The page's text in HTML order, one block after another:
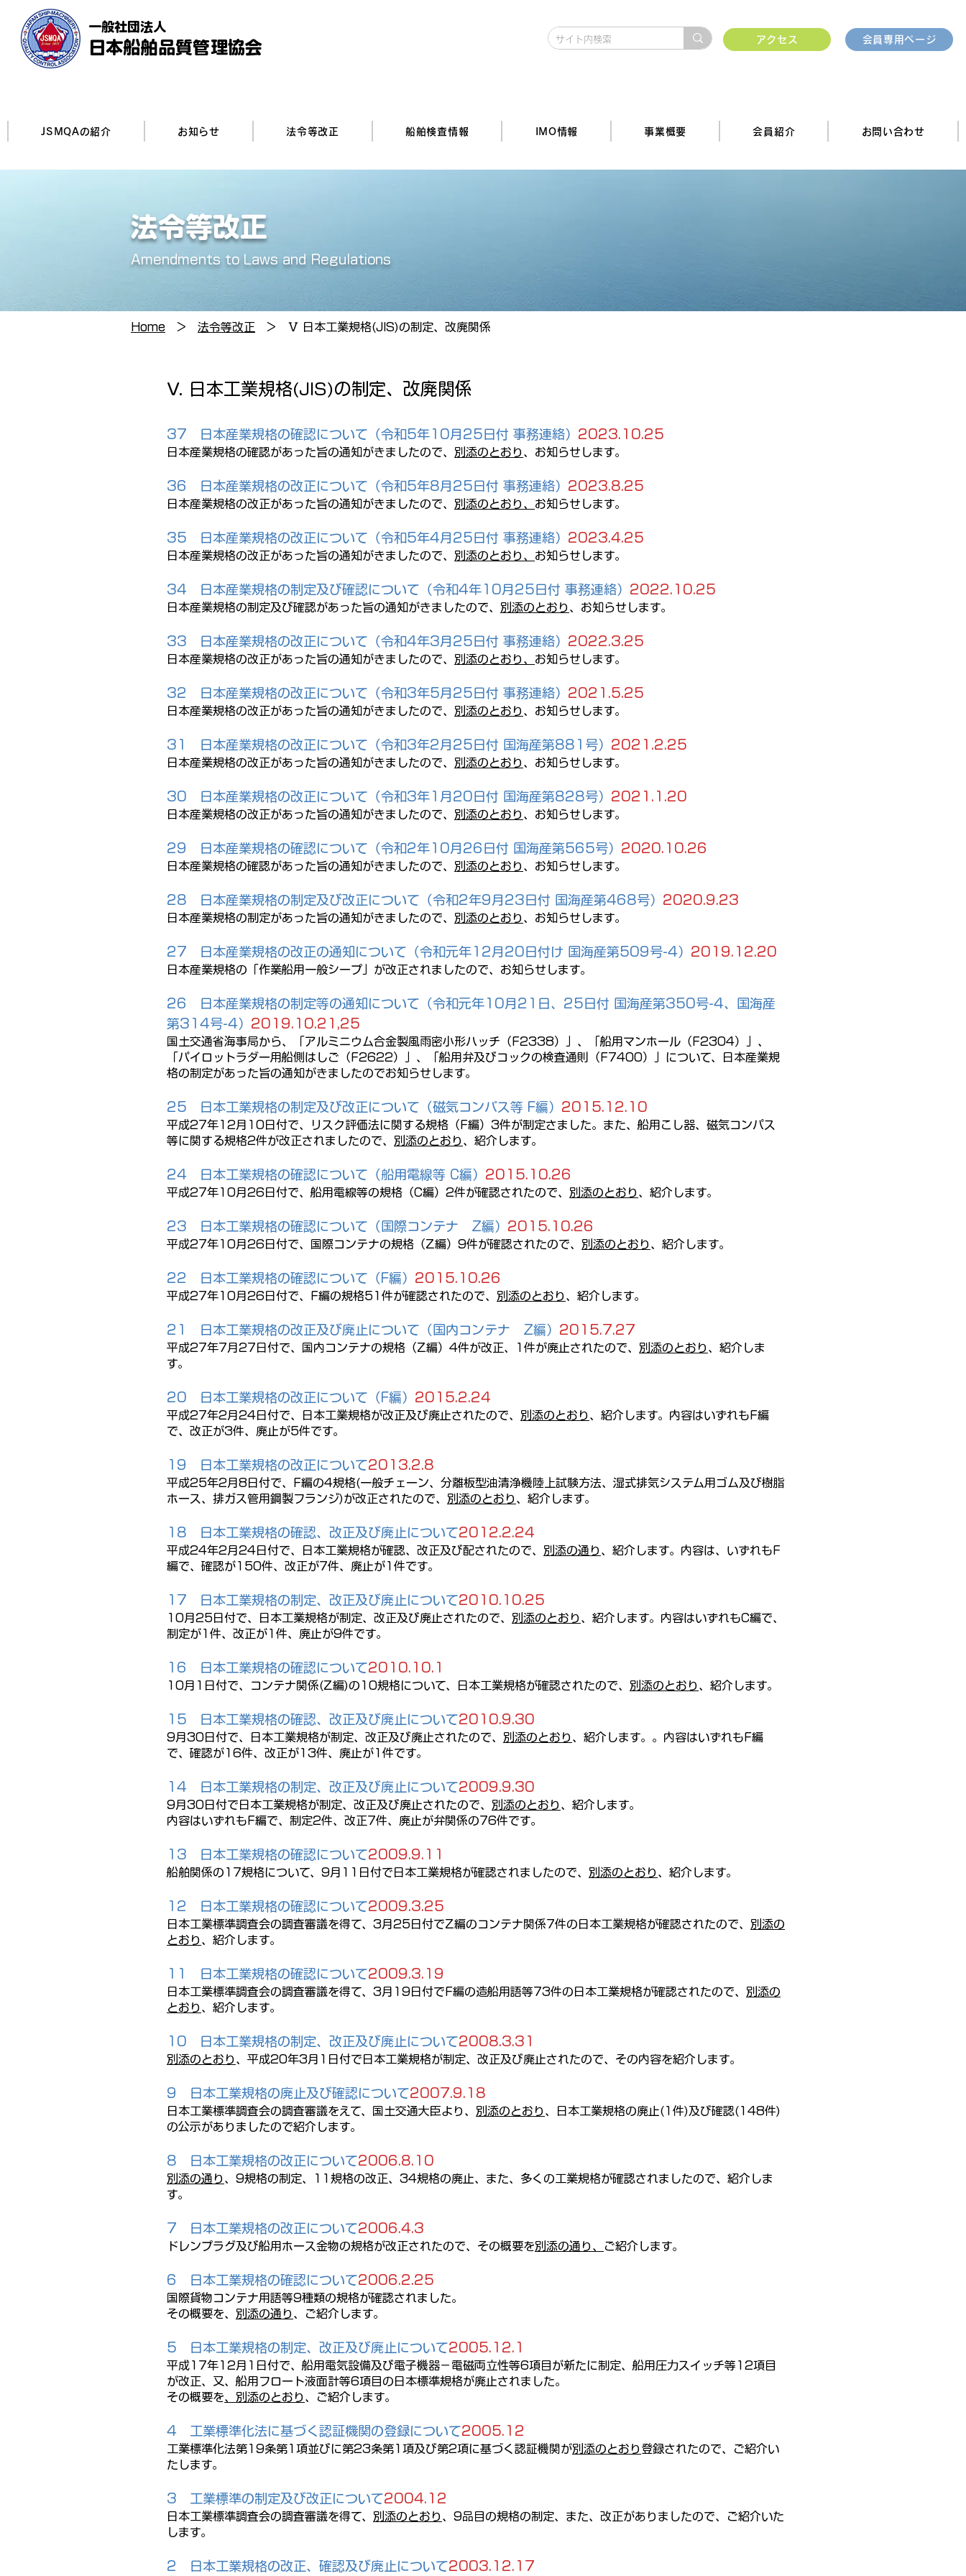
一般社団法人
日本船舶品質管理協会 アクセス 会員専用ページ
JSMQAの紹介 お知らせ 法令等改正 船舶検査情報 IMO情報 事業概要 会員紹介 お問い合わせ
法令等改正
Amendments to Laws and Regulations
Home > 法令等改正 > Ⅴ 日本工業規格(JIS)の制定、改廃関係
V. 日本工業規格(JIS)の制定、改廃関係
37 日本産業規格の確認について（令和5年10月25日付 事務連絡） 2023.10.25
日本産業規格の確認があった旨の通知がきましたので、 別添のとおり 、お知らせします。
36 日本産業規格の改正について（令和5年8月25日付 事務連絡） 2023.8.25
日本産業規格の改正があった旨の通知がきましたので、 別添のとおり、 お知らせします。
35 日本産業規格の改正について（令和5年4月25日付 事務連絡） 2023.4.25
日本産業規格の改正があった旨の通知がきましたので、 別添のとおり、 お知らせします。
34 日本産業規格の制定及び確認について（令和4年10月25日付 事務連絡） 2022.10.25
日本産業規格の制定及び確認があった旨の通知がきましたので、 別添のとおり 、お知らせします。
33 日本産業規格の改正について（令和4年3月25日付 事務連絡） 2022.3.25
日本産業規格の改正があった旨の通知がきましたので、 別添のとおり、 お知らせします。
32 日本産業規格の改正について（令和3年5月25日付 事務連絡） 2021.5.25
日本産業規格の改正があった旨の通知がきましたので、 別添のとおり 、お知らせします。
31 日本産業規格の改正について（令和3年2月25日付 国海産第881号） 2021.2.25
日本産業規格の改正があった旨の通知がきましたので、 別添のとおり 、お知らせします。
30 日本産業規格の改正について（令和3年1月20日付 国海産第828号） 2021.1.20
日本産業規格の改正があった旨の通知がきましたので、 別添のとおり 、お知らせします。
29 日本産業規格の確認について（令和2年10月26日付 国海産第565号） 2020.10.26
日本産業規格の確認があった旨の通知がきましたので、 別添のとおり 、お知らせします。
28 日本産業規格の制定及び改正について（令和2年9月23日付 国海産第468号） 2020.9.23
日本産業規格の制定があった旨の通知がきましたので、 別添のとおり 、お知らせします。
27 日本産業規格の改正の通知について（令和元年12月20日付け 国海産第509号-4） 2019.12.20
日本産業規格の「作業船用一般シープ」が改正されましたので、お知らせします。
26 日本産業規格の制定等の通知について（令和元年10月21日、25日付 国海産第350号-4、国海産
第314号-4） 2019.10.21,25
国土交通省海事局から、「アルミニウム合金製風雨密小形ハッチ（F2338）」、「船用マンホール（F2304）」、
「パイロットラダー用船側はしご（F2622）」、「船用弁及びコックの検査通則（F7400）」について、日本産業規
格の制定があった旨の通知がきましたのでお知らせします。
25 日本工業規格の制定及び改正について（磁気コンパス等 F編） 2015.12.10
平成27年12月10日付で、リスク評価法に関する規格（F編）3件が制定さました。また、船用こし器、磁気コンパス
等に関する規格2件が改正されましたので、 別添のとおり 、紹介します。
24 日本工業規格の確認について（船用電線等 C編） 2015.10.26
平成27年10月26日付で、船用電線等の規格（C編）2件が確認されたので、 別添のとおり 、紹介します。
23 日本工業規格の確認について（国際コンテナ Z編） 2015.10.26
平成27年10月26日付で、国際コンテナの規格（Z編）9件が確認されたので、 別添のとおり 、紹介します。
22 日本工業規格の確認について（F編） 2015.10.26
平成27年10月26日付で、F編の規格51件が確認されたので、 別添のとおり 、紹介します。
21 日本工業規格の改正及び廃止について（国内コンテナ Z編） 2015.7.27
平成27年7月27日付で、国内コンテナの規格（Z編）4件が改正、1件が廃止されたので、 別添のとおり 、紹介しま
す。
20 日本工業規格の改正について（F編） 2015.2.24
平成27年2月24日付で、日本工業規格が改正及び廃止されたので、 別添のとおり 、紹介します。内容はいずれもF編
で、改正が3件、廃止が5件です。
19 日本工業規格の改正について2013.2.8
平成25年2月8日付で、F編の4規格(一般チェーン、 分離板型油清浄機陸上試験方法、湿式排気システム用ゴム及び樹脂
ホース、排ガス管用鋼製フランジ)が改正されたので、 別添のとおり 、紹介します。
18 日本工業規格の確認、改正及び廃止について2012.2.24
平成24年2月24日付で、日本工業規格が確認、改正及び配されたので、 別添の通り 、紹介します。内容は、いずれもF
編で、確認が150件、改正が7件、廃止が1件です。
17 日本工業規格の制定、改正及び廃止について2010.10.25
10月25日付で、日本工業規格が制定、改正及び廃止されたので、 別添のとおり 、紹介します。内容はいずれもC編で、
制定が1件、改正が1件、廃止が9件です。
16 日本工業規格の確認について2010.10.1
10月1日付で、コンテナ関係(Z編)の10規格について、日本工業規格が確認されたので、 別添のとおり 、紹介します。
15 日本工業規格の確認、改正及び廃止について2010.9.30
9月30日付で、日本工業規格が制定、改正及び廃止されたので、 別添のとおり 、紹介します。。内容はいずれもF編
で、確認が16件、改正が13件、廃止が1件です。
14 日本工業規格の制定、改正及び廃止について2009.9.30
9月30日付で日本工業規格が制定、改正及び廃止されたので、 別添のとおり 、紹介します。
内容はいずれもF編で、制定2件、改正7件、廃止が弁関係の76件です。
13 日本工業規格の確認について2009.9.11
船舶関係の17規格について、9月11日付で日本工業規格が確認されましたので、 別添のとおり 、紹介します。
12 日本工業規格の確認について2009.3.25
日本工業標準調査会の調査審議を得て、3月25日付でZ編のコンテナ関係7件の日本工業規格が確認されたので、 別添の
とおり 、紹介します。
11 日本工業規格の確認について2009.3.19
日本工業標準調査会の調査審議を得て、3月19日付でF編の造船用語等73件の日本工業規格が確認されたので、 別添の
とおり 、紹介します。
10 日本工業規格の制定、改正及び廃止について2008.3.31
別添のとおり 、平成20年3月1日付で日本工業規格が制定、改正及び廃止されたので、その内容を紹介します。
9 日本工業規格の廃止及び確認について2007.9.18
日本工業標準調査会の調査審議をえて、国土交通大臣より、 別添のとおり 、日本工業規格の廃止(1件)及び確認(148件)
の公示がありましたので紹介します。
8 日本工業規格の改正について2006.8.10
別添の通り 、9規格の制定、11規格の改正、34規格の廃止、また、多くの工業規格が確認されましたので、紹介しま
す。
7 日本工業規格の改正について2006.4.3
ドレンプラグ及び船用ホース金物の規格が改正されたので、その概要を別添の通り、 ご紹介します。
6 日本工業規格の確認について2006.2.25
国際貨物コンテナ用語等9種類の規格が確認されました。
その概要を、 別添の通り 、ご紹介します。
5 日本工業規格の制定、改正及び廃止について2005.12.1
平成17年12月1日付で、船用電気設備及び電子機器－電磁両立性等6項目が新たに制定、船用圧力スイッチ等12項目
が改正、又、船用フロート液面計等6項目の日本標準規格が廃止されました。
その概要を、別添のとおり 、ご紹介します。
4 工業標準化法に基づく認証機関の登録について2005.12
工業標準化法第19条第1項並びに第23条第1項及び第2項に基づく認証機関が別添のとおり 登録されたので、ご紹介い
たします。
3 工業標準の制定及び改正について2004.12
日本工業標準調査会の調査審議を得て、 別添のとおり 、9品目の規格の制定、また、改正がありましたので、ご紹介いた
します。
2 日本工業規格の改正、確認及び廃止について2003.12.17